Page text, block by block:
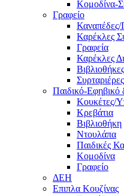
Κομοδίνα-
Γραφείο
Καρέκλες
Γραφεία
Καρέκλες
Βιβλιοθήκες
Συρταριέρες
Παιδικό-Εφηβικό
Κουκέτες/
Κρεβάτια
Βιβλιοθήκη
Ντουλάπα
Παιδικές
Κομοδίνα
Γραφείο
ΔΕΗ
Επιπλα Κουζίνας